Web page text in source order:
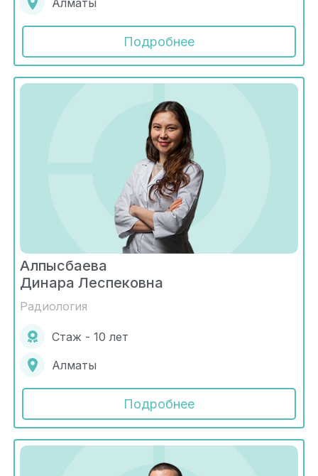
Подробнее
Алпысбаева
Динара Леспековна
Радиология
Стаж - 10 лет
Алматы
Подробнее